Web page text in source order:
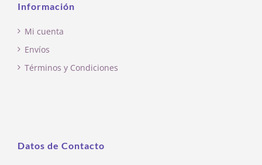
Información
Mi cuenta
Envíos
Términos y Condiciones
Datos de Contacto